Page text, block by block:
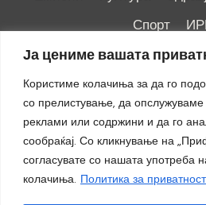
Ја цениме вашата
Користиме колачиња за да го
со прелистување, да
реклами или содржини и да го
сообраќај. Со кликнување на
согласувате со нашата употреба
колачиња. Политика за приватност
Спорт